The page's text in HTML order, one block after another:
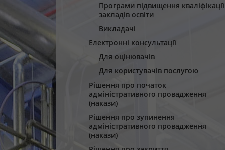
Програми підвищення кваліфікації
закладів освіти
Викладачі
Електронні консультації
Для оцінювачів
Для користувачів послугою
Рішення про початок
адміністративного провадження
(накази)
Рішення про зупинення
адміністративного провадження
(накази)